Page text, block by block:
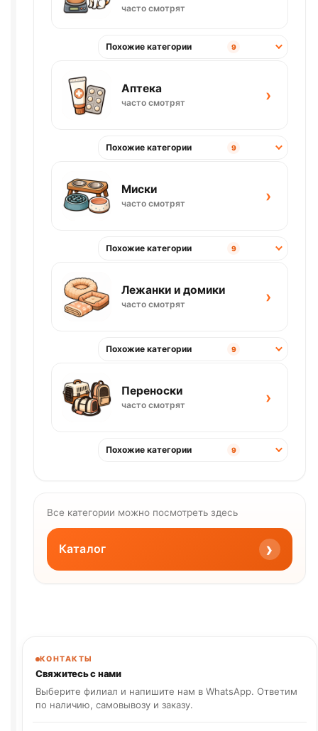
часто смотрят
Похожие категории 9
Аптека
часто смотрят ›
Похожие категории 9
Миски
часто смотрят ›
Похожие категории 9
Лежанки и домики
часто смотрят ›
Похожие категории 9
Переноски
часто смотрят ›
Похожие категории 9
Все категории можно посмотреть здесь
Каталог ›
КОНТАКТЫ
Свяжитесь с нами
Выберите филиал и напишите нам в WhatsApp. Ответим
по наличию, самовывозу и заказу.